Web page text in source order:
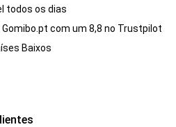
todos os dias
com um 8,8 no Trustpilot
Baixos